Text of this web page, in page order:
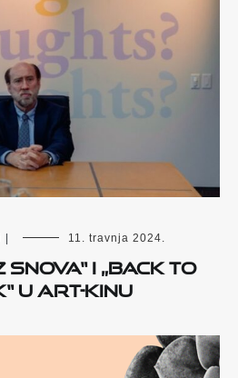
11. travnja 2024.
i „Back to
u Art-kinu